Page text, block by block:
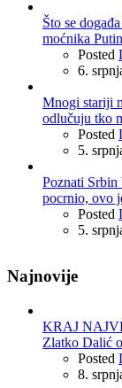
Što se
moćnika
Posted
6.
Mnogi stariji
odlučuju tko
Posted
5.
Poznati Srbin
pocrnio, ovo
Posted
5.
Najnovije
KRAJ
Zlatko Dalić
Posted
8.